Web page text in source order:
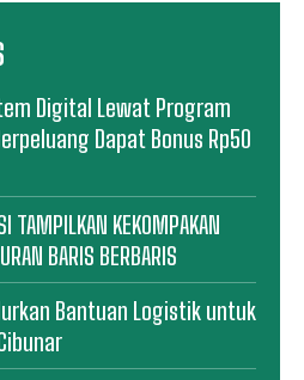
Digital Lewat Program
Dapat Bonus Rp50
TAMPILKAN KEKOMPAKAN
BARIS BERBARIS
Bantuan Logistik untuk